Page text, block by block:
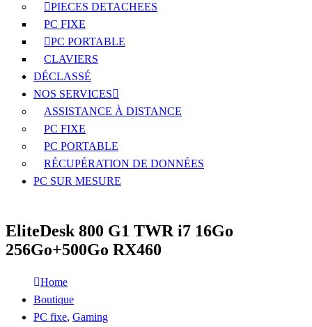
PIECES DETACHEES
PC FIXE
PC PORTABLE
CLAVIERS
DÉCLASSÉ
NOS SERVICES
ASSISTANCE À DISTANCE
PC FIXE
PC PORTABLE
RÉCUPÉRATION DE DONNÉES
PC SUR MESURE
EliteDesk 800 G1 TWR i7 16Go
256Go+500Go RX460
Home
Boutique
PC fixe, Gaming